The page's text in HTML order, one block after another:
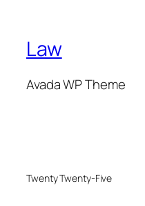
Law
Avada WP Theme
Twenty Twenty-Five